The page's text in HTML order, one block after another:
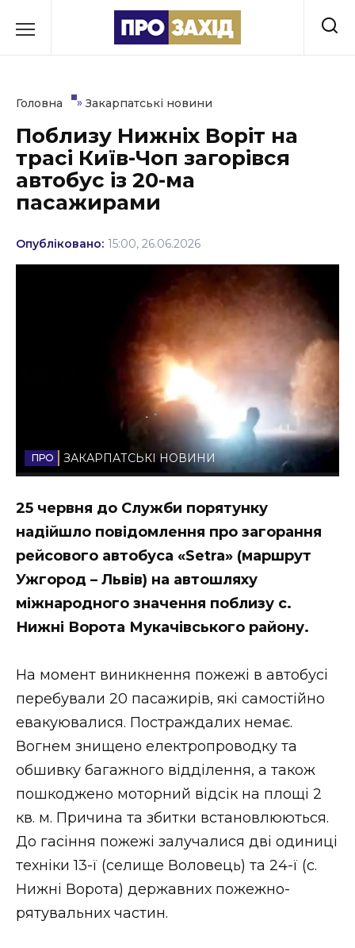
до
Культура
Освіта
Політика
Втрачений Ужгород
Втрачений Ужгород (відеоверсія)
ЗАКАРПАТСЬКІ НОВИНИ
НОВИНИ ЗАХІДНОЇ УКРАЇНИ
ВІДЕО
Головна » Закарпатські новини
Поблизу Нижніх Воріт на
трасі Київ-Чоп загорівся
автобус із 20-ма
пасажирами
Опубліковано: 15:00, 26.06.2026
ЗАКАРПАТСЬКІ НОВИНИ
25 червня до Служби порятунку
надійшло повідомлення про загорання
рейсового автобуса «Setra» (маршрут
Ужгород – Львів) на автошляху
міжнародного значення поблизу с.
Нижні Ворота Мукачівського району.
На момент виникнення пожежі в автобусі
перебували 20 пасажирів, які самостійно
евакуювалися. Постраждалих немає.
Вогнем знищено електропроводку та
обшивку багажного відділення, а також
пошкоджено моторний відсік на площі 2
кв. м. Причина та збитки встановлюються.
До гасіння пожежі залучалися дві одиниці
техніки 13-ї (селище Воловець) та 24-ї (с.
Нижні Ворота) державних пожежно-
рятувальних частин.